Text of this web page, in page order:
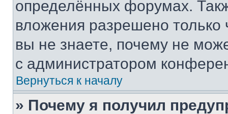
определённых форумах.
вложения разрешено
вы не знаете, почему не
с администратором
Вернуться к началу
» Почему я получил